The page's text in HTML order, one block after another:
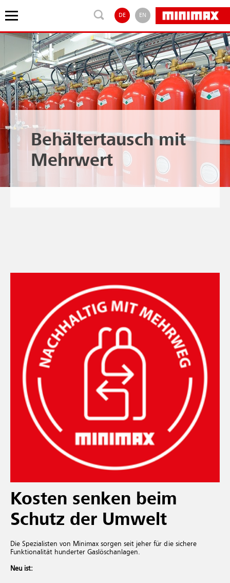
DE EN
Behältertausch mit
Mehrwert
Kosten senken beim
Schutz der Umwelt
Die Spezialisten von Minimax sorgen seit jeher für die sichere
Funktionalität hunderter Gaslöschanlagen.
Neu ist: